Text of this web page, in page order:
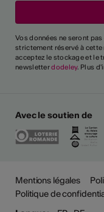
Vos données ne seront
strictement réservé à
acceptez le stockage et le
newsletterdodeley. Plus
Avec le soutien de
Mentions légales
Politique de